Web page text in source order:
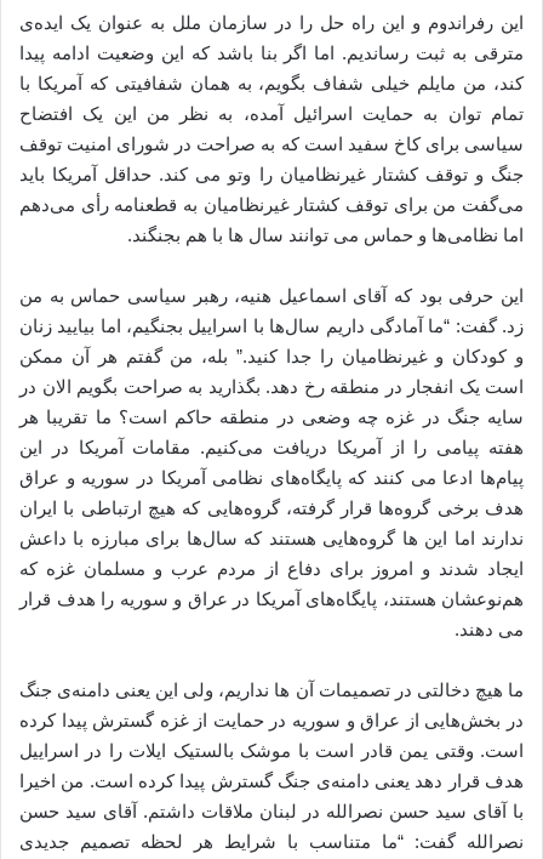
این رفراندوم و این راه حل را در سازمان ملل به عنوان یک ایده‌ی
مترقی به ثبت رساندیم. اما اگر بنا باشد که این وضعیت ادامه پیدا
کند، من مایلم خیلی شفاف بگویم، به همان شفافیتی که آمریکا با
تمام توان به حمایت اسرائیل آمده، به نظر من این یک افتضاح
سیاسی برای کاخ سفید است که به صراحت در شورای امنیت توقف
جنگ و توقف کشتار غیرنظامیان را وتو می کند. حداقل آمریکا باید
می‌گفت من برای توقف کشتار غیرنظامیان به قطعنامه رأی می‌دهم
اما نظامی‌ها و حماس می توانند سال ها با هم بجنگند.
این حرفی بود که آقای اسماعیل هنیه، رهبر سیاسی حماس به من
زد. گفت: “ما آمادگی داریم سال‌ها با اسراییل بجنگیم، اما بیایید زنان
و کودکان و غیرنظامیان را جدا کنید.” بله، من گفتم هر آن ممکن
است یک انفجار در منطقه رخ دهد. بگذارید به صراحت بگویم الان در
سایه جنگ در غزه چه وضعی در منطقه حاکم است؟ ما تقریبا هر
هفته پیامی را از آمریکا دریافت می‌کنیم. مقامات آمریکا در این
پیام‌ها ادعا می کنند که پایگاه‌های نظامی آمریکا در سوریه و عراق
هدف برخی گروه‌ها قرار گرفته، گروه‌هایی که هیچ ارتباطی با ایران
ندارند اما این ها گروه‌هایی هستند که سال‌ها برای مبارزه با داعش
ایجاد شدند و امروز برای دفاع از مردم عرب و مسلمان غزه که
هم‌نوعشان هستند، پایگاه‌های آمریکا در عراق و سوریه را هدف قرار
می دهند.
ما هیچ دخالتی در تصمیمات آن ها نداریم، ولی این یعنی دامنه‌ی جنگ
در بخش‌هایی از عراق و سوریه در حمایت از غزه گسترش پیدا کرده
است. وقتی یمن قادر است با موشک بالستیک ایلات را در اسراییل
هدف قرار دهد یعنی دامنه‌ی جنگ گسترش پیدا کرده است. من اخیرا
با آقای سید حسن نصرالله در لبنان ملاقات داشتم. آقای سید حسن
نصرالله گفت: “ما متناسب با شرایط هر لحظه تصمیم جدیدی